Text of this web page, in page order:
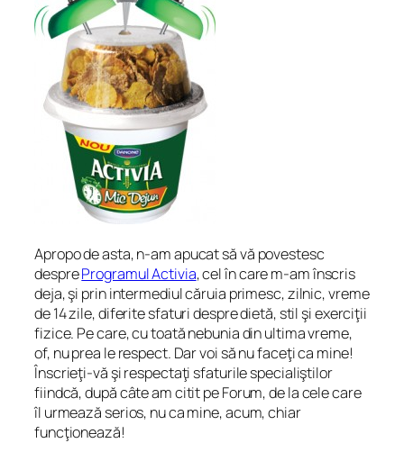
Apropo de asta, n-am apucat să vă povestesc
despreProgramul Activia, cel în care m-am înscris
deja, şi prin intermediul căruia primesc, zilnic, vreme
de 14 zile, diferite sfaturi despre dietă, stil şi exerciţii
fizice. Pe care, cu toată nebunia din ultima vreme,
of, nu prea le respect. Dar voi să nu faceţi ca mine!
Înscrieţi-vă şi respectaţi sfaturile specialiştilor
fiindcă, după câte am citit pe Forum, de la cele care
îl urmează serios, nu ca mine, acum, chiar
funcţionează!